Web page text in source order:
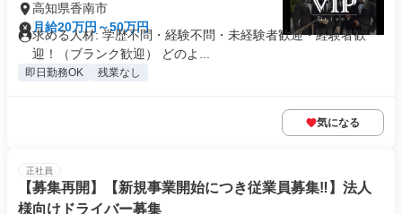
高知県香南市
月給20万円～50万円
求める人材: 学歴不問・経験不問・未経験者歓迎・経験者歓
迎！（ブランク歓迎） どのよ...
即日勤務OK 残業なし
気になる
正社員
【募集再開】【新規事業開始につき従業員募集‼】法人
様向けドライバー募集